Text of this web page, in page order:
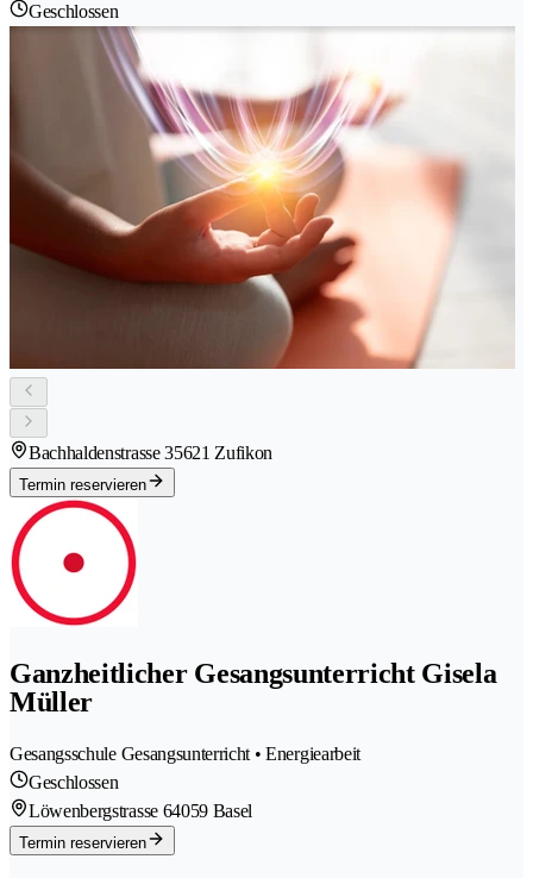
Geschlossen
Bachhaldenstrasse 35621 Zufikon
Termin reservieren
Ganzheitlicher Gesangsunterricht Gisela
Müller
Gesangsschule Gesangsunterricht • Energiearbeit
Geschlossen
Löwenbergstrasse 64059 Basel
Termin reservieren